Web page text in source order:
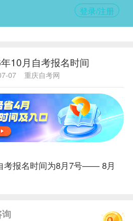
登录/注册
10月自考报名时间
07 重庆自考网
考报名时间为8月7号—— 8月